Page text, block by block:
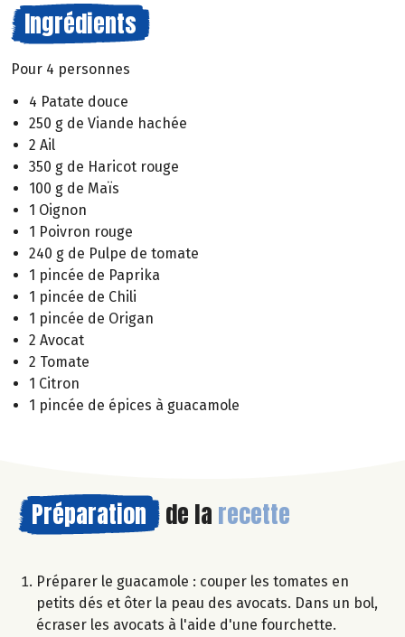
Ingrédients
Pour 4 personnes
4 Patate douce
250 g de Viande hachée
2 Ail
350 g de Haricot rouge
100 g de Maïs
1 Oignon
1 Poivron rouge
240 g de Pulpe de tomate
1 pincée de Paprika
1 pincée de Chili
1 pincée de Origan
2 Avocat
2 Tomate
1 Citron
1 pincée de épices à guacamole
Préparation de la recette
Préparer le guacamole : couper les tomates en
petits dés et ôter la peau des avocats. Dans un bol,
écraser les avocats à l'aide d'une fourchette.